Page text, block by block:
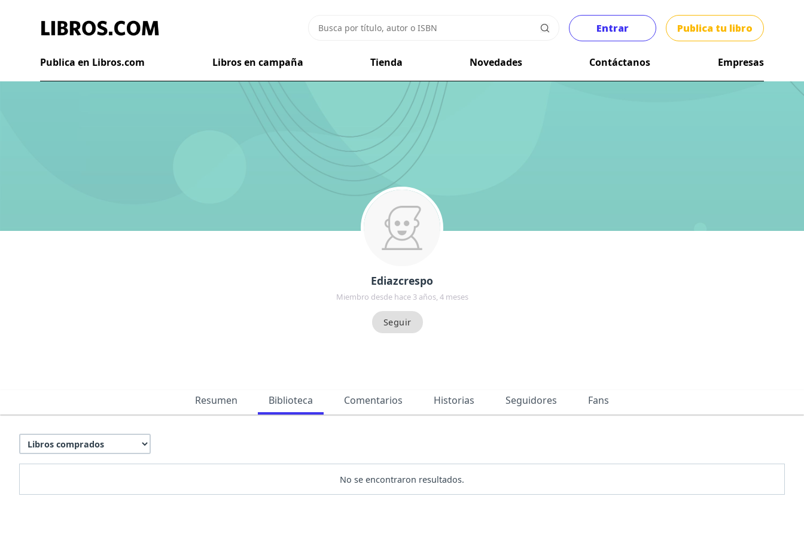
Entrar Publica tu libro
Publica en Libros.com Libros en campaña Tienda Novedades Contáctanos Empresas
Ediazcrespo
Miembro desde hace 3 años, 4 meses
Resumen Biblioteca Comentarios Historias Seguidores Fans
No se encontraron resultados.